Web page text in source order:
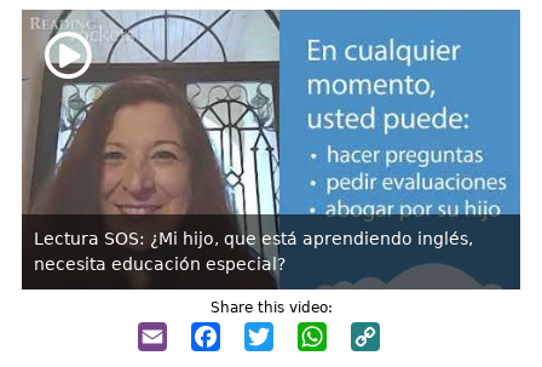
Lectura SOS: ¿Mi hijo, que está aprendiendo inglés,
necesita educación especial?
Share this video:
EmailFacebook
TwitterWhatsApp